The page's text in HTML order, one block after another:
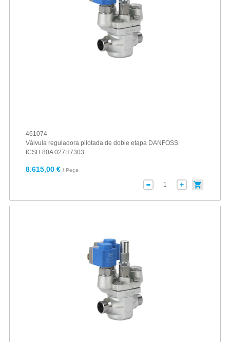
461074
Válvula reguladora pilotada de doble etapa DANFOSS
ICSH 80A 027H7303
8.615,00 € / Peça